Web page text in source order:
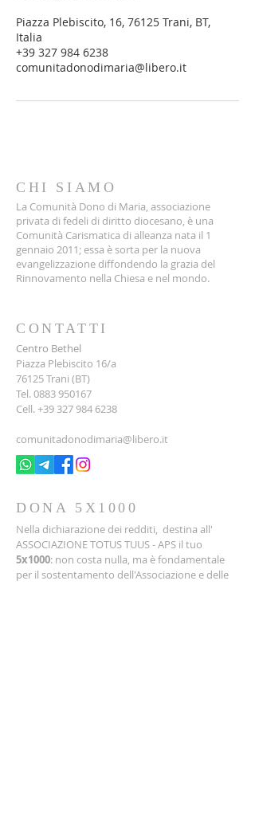
Piazza Plebiscito, 16, 76125 Trani, BT,
Italia
+39 327 984 6238
comunitadonodimaria@libero.it
CHI SIAMO
La Comunità Dono di Maria, associazione
privata di fedeli di diritto diocesano, è una
Comunità Carismatica di alleanza nata il 1
gennaio 2011; essa è sorta per la nuova
evangelizzazione diffondendo la grazia del
Rinnovamento nella Chiesa e nel mondo.
CONTATTI
Centro Bethel
Piazza Plebiscito 16/a
76125 Trani (BT)
Tel.0883 950167
Cell.+39 327 984 6238
comunitadonodimaria@libero.it
DONA 5X1000
Nella dichiarazione dei redditi, destina all'
ASSOCIAZIONE TOTUS TUUS - APS il tuo
5x1000: non costa nulla, ma è fondamentale
per il sostentamento dell'Associazione e delle